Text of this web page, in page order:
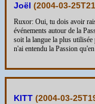
Joël (2004-03-
Ruxor: Oui, tu dois avoir
événements autour de la
soit la langue la plus
n'ai entendu la Passion
KITT (2004-03-